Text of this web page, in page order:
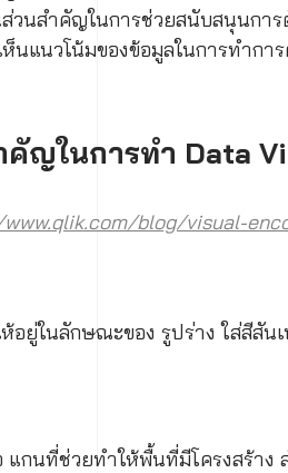
วนสำคัญในการช่วยสนับสนุนการ
นแนวโน้มของข้อมูลในการทำกา
คัญในการทำ Data
blog/visual-
ห้อยู่ในลักษณะของ รูปร่าง ใส่สีสั
กนที่ช่วยทำให้พื้นที่มีโครงสร้าง